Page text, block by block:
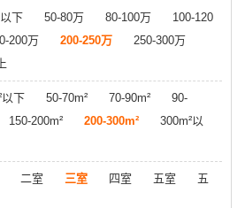
下 50-80万 80-100万
100-120
200万 200-250万
250-300万
以下 50-70m² 70-90m²
90-
150-200m² 200-300m²
300m²以
二室 三室 四室 五室
五